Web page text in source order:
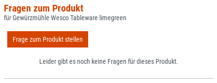
Fragen zum Produkt
für Gewürzmühle Wesco Tableware limegreen
Frage zum Produkt stellen
Leider gibt es noch keine Fragen für dieses Produkt.